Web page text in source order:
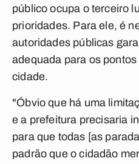
público ocupa o terceiro
prioridades. Para ele, é
autoridades públicas
adequada para os
cidade.
"Óbvio que há uma
e a prefeitura precisaria
para que todas [as
padrão que o cidadão